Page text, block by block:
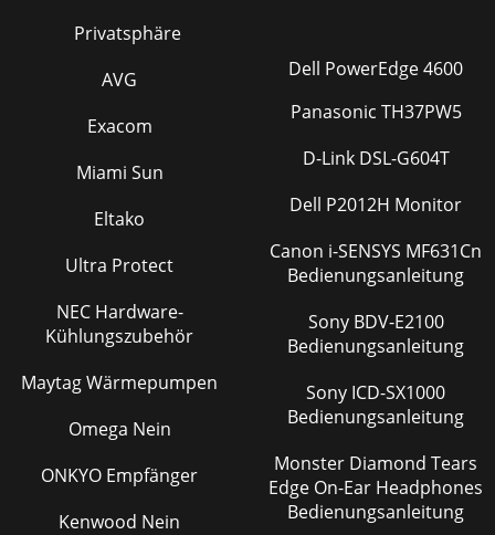
Privatsphäre
AVG
Exacom
Miami Sun
Eltako
Ultra Protect
NEC Hardware-
Kühlungszubehör
Maytag Wärmepumpen
Omega Nein
ONKYO Empfänger
Kenwood Nein
Dell PowerEdge 4600
Panasonic TH37PW5
D-Link DSL-G604T
Dell P2012H Monitor
Canon i-SENSYS MF631Cn
Bedienungsanleitung
Sony BDV-E2100
Bedienungsanleitung
Sony ICD-SX1000
Bedienungsanleitung
Monster Diamond Tears
Edge On-Ear Headphones
Bedienungsanleitung